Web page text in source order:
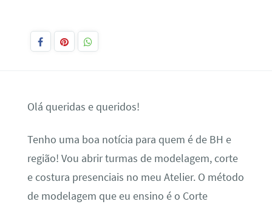
Olá queridas e queridos!
Tenho uma boa notícia para quem é de BH e
região! Vou abrir turmas de modelagem, corte
e costura presenciais no meu Atelier. O método
de modelagem que eu ensino é o Corte